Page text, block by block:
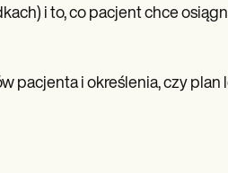
i to, co pacjent chce
pacjenta i określenia, czy plan